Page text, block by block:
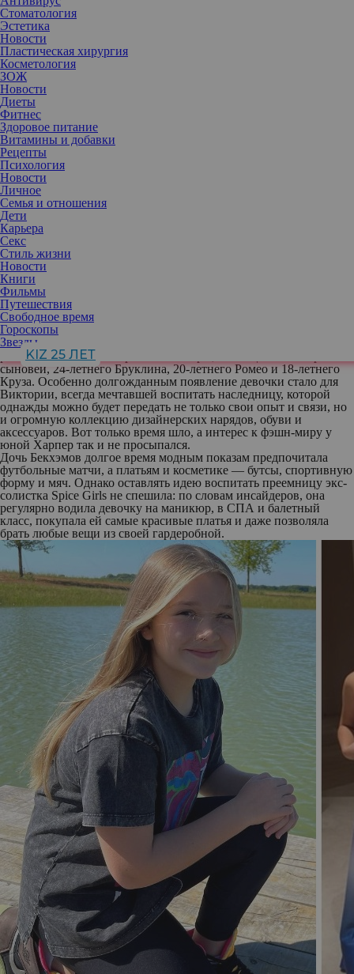
Стоматология
Эстетика
Новости
Пластическая хирургия
Косметология
ЗОЖ
Новости
Диеты
Фитнес
Здоровое питание
Витамины и добавки
Рецепты
Психология
Новости
Личное
Семья и отношения
Дети
Карьера
Секс
Стиль жизни
Новости
Книги
Фильмы
Путешествия
Свободное время
Гороскопы
Звезды
KIZ 25 ЛЕТ
Любящие родители даже не думали сажать дочь на диету, но
даже при отсутствии ограничений генетика, кажется, все же
взяла верх.
Харпер Севен Бекхэм — единственная дочь и четвертый
ребенок легендарной британской пары, имеющей также троих
сыновей, 24-летнего Бруклина, 20-летнего Ромео и 18-летнего
Круза. Особенно долгожданным появление девочки стало для
Виктории, всегда мечтавшей воспитать наследницу, которой
однажды можно будет передать не только свои опыт и связи, но
и огромную коллекцию дизайнерских нарядов, обуви и
аксессуаров. Вот только время шло, а интерес к фэшн-миру у
юной Харпер так и не просыпался.
Дочь Бекхэмов долгое время модным показам предпочитала
футбольные матчи, а платьям и косметике — бутсы, спортивную
форму и мяч. Однако оставлять идею воспитать преемницу экс-
солистка Spice Girls не спешила: по словам инсайдеров, она
регулярно водила девочку на маникюр, в СПА и балетный
класс, покупала ей самые красивые платья и даже позволяла
брать любые вещи из своей гардеробной.